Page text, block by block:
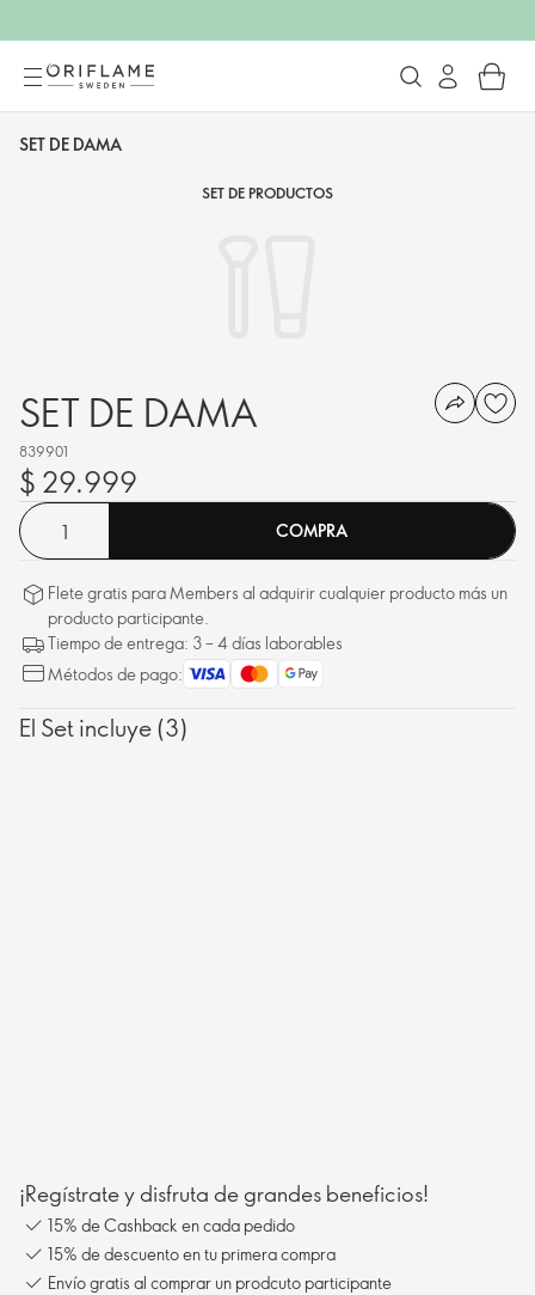
SET DE DAMA
SET DE PRODUCTOS
SET DE DAMA
839901
$ 29.999
COMPRA
Flete gratis para Members al adquirir cualquier producto más un
producto participante.
Tiempo de entrega: 3 – 4 días laborables
Métodos de pago:
El Set incluye (3)
¡Regístrate y disfruta de grandes beneficios!
15% de Cashback en cada pedido
15% de descuento en tu primera compra
Envío gratis al comprar un prodcuto participante